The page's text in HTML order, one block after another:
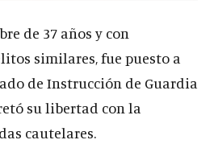
de 37 años y con
similares, fue puesto a
de Instrucción de Guardia
su libertad con la
cautelares.